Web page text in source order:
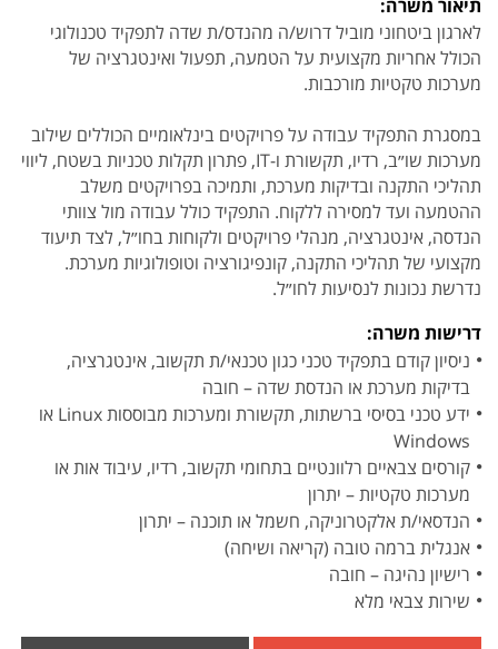
תיאור משרה:
לארגון ביטחוני מוביל דרוש/ה מהנדס/ת שדה לתפקיד טכנולוגי
הכולל אחריות מקצועית על הטמעה, תפעול ואינטגרציה של
מערכות טקטיות מורכבות.
במסגרת התפקיד עבודה על פרויקטים בינלאומיים הכוללים שילוב
מערכות שו״ב, רדיו, תקשורת ו-IT, פתרון תקלות טכניות בשטח, ליווי
תהליכי התקנה ובדיקות מערכת, ותמיכה בפרויקטים משלב
ההטמעה ועד למסירה ללקוח. התפקיד כולל עבודה מול צוותי
הנדסה, אינטגרציה, מנהלי פרויקטים ולקוחות בחו״ל, לצד תיעוד
מקצועי של תהליכי התקנה, קונפיגורציה וטופולוגיות מערכת.
נדרשת נכונות לנסיעות לחו״ל.
דרישות משרה:
ניסיון קודם בתפקיד טכני כגון טכנאי/ת תקשוב, אינטגרציה,
בדיקות מערכת או הנדסת שדה – חובה
ידע טכני בסיסי ברשתות, תקשורת ומערכות מבוססות Linux או
Windows
קורסים צבאיים רלוונטיים בתחומי תקשוב, רדיו, עיבוד אות או
מערכות טקטיות – יתרון
הנדסאי/ת אלקטרוניקה, חשמל או תוכנה – יתרון
אנגלית ברמה טובה (קריאה ושיחה)
רישיון נהיגה – חובה
שירות צבאי מלא